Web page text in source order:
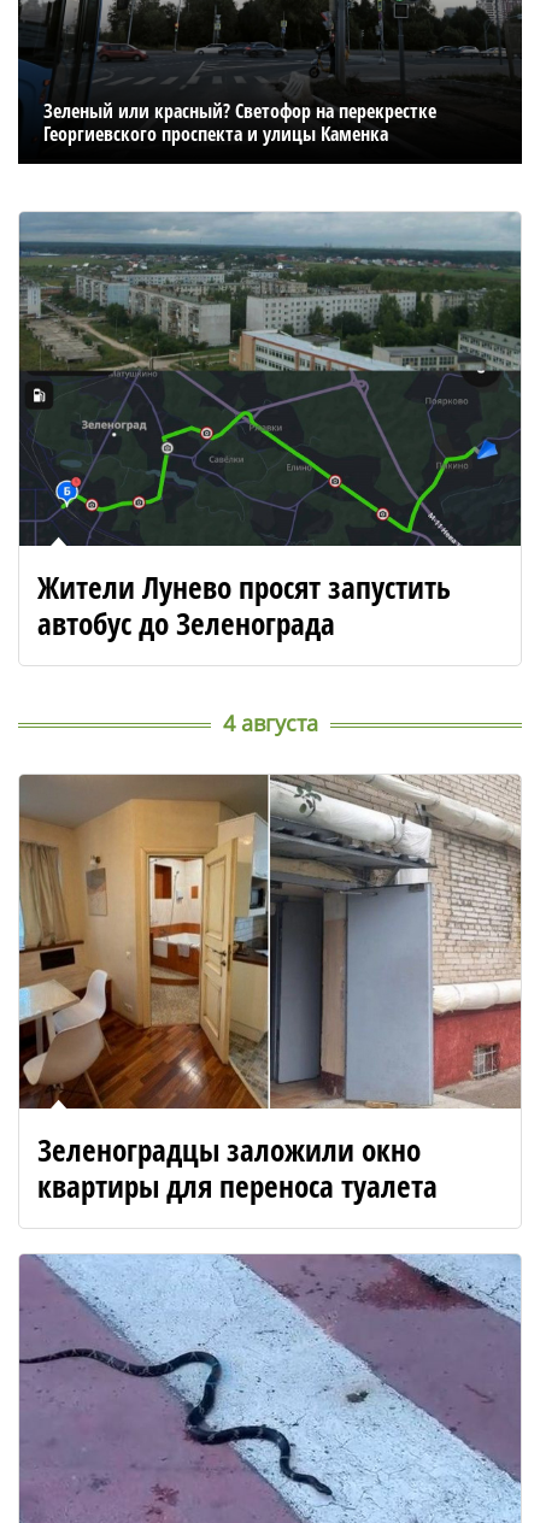
Зеленый или красный? Светофор на перекрестке
Георгиевского проспекта и улицы Каменка
Жители Лунево просят запустить
автобус до Зеленограда
4 августа
Зеленоградцы заложили окно
квартиры для переноса туалета